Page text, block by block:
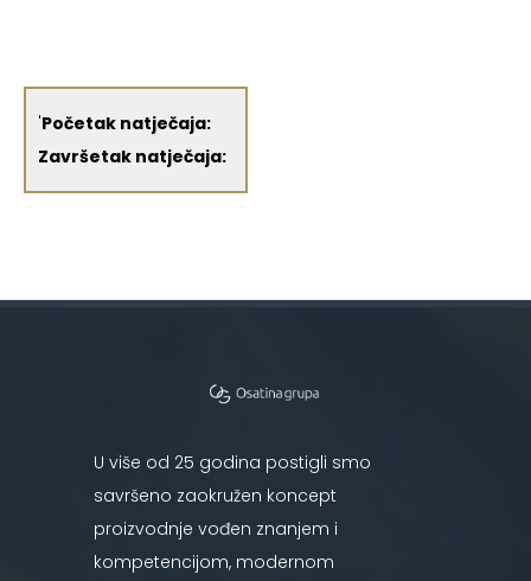
'Početak natječaja:
Završetak natječaja:
U više od 25 godina postigli smo
savršeno zaokružen koncept
proizvodnje vođen znanjem i
kompetencijom, modernom